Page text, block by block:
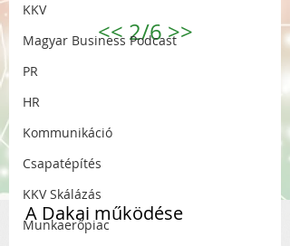
KKV
Magyar Business Podcast
PR
HR
Kommunikáció
Csapatépítés
KKV Skálázás
Munkaerőpiac
<< 2/6 >>
A Dakai működése